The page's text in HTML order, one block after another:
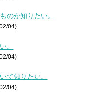
のか知りたい。
04)
。
04)
て知りたい。
04)